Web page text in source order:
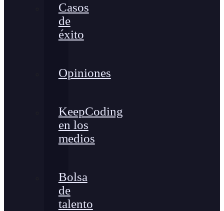
Casos
de
éxito
Opiniones
KeepCoding
en los
medios
Bolsa
de
talento